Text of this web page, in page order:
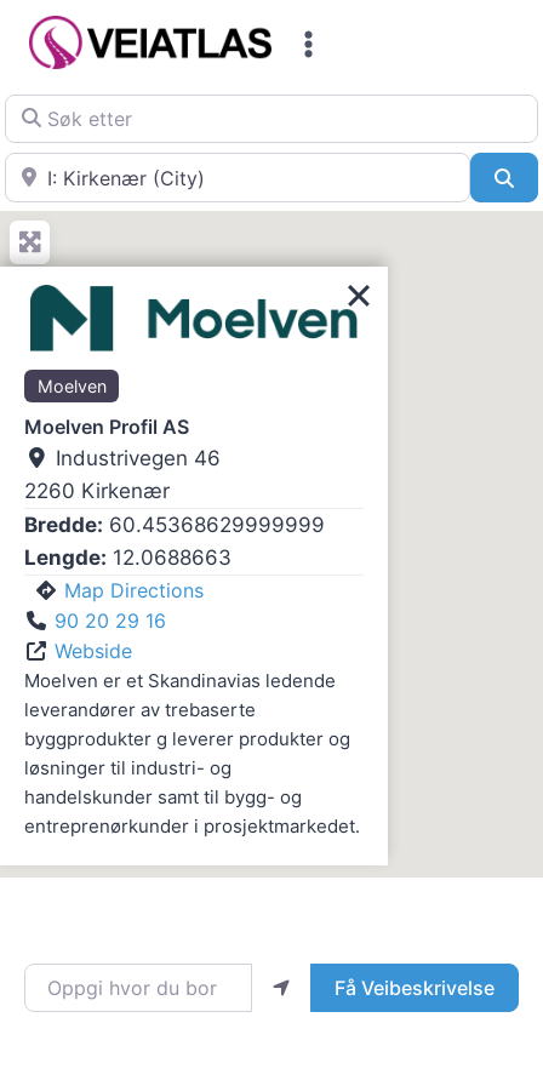
Skip
Søk etter
Nær
Oppgi hvor du bor Få Veibeskrivelse
Moelven
Moelven Profil AS
Industrivegen 46
2260 Kirkenær
Bredde: 60.45368629999999
Lengde: 12.0688663
Map Directions
90 20 29 16
Webside
Moelven er et Skandinavias ledende
leverandører av trebaserte
byggprodukter g leverer produkter og
løsninger til industri- og
handelskunder samt til bygg- og
entreprenørkunder i prosjektmarkedet.